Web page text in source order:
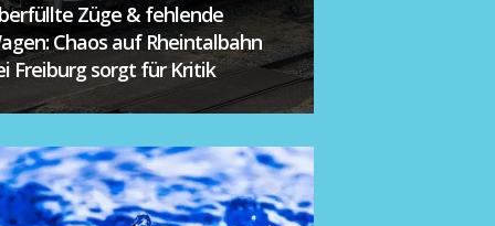
Züge & fehlende
Chaos auf Rheintalbahn
Freiburg sorgt für Kritik